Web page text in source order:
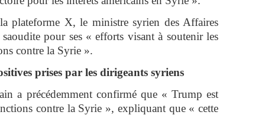
plateforme X, le ministre syrien des Affaires
saoudite pour ses « efforts visant à soutenir les
contre la Syrie ».
prises par les dirigeants syriens
a précédemment confirmé que « Trump est
contre la Syrie », expliquant que « cette